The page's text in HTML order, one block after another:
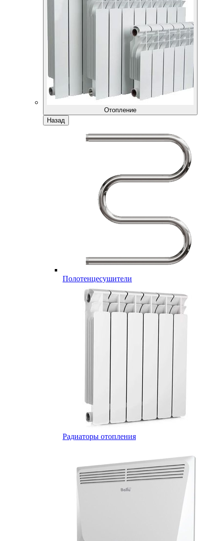
Отопление
Назад
Полотенцесушители
Радиаторы отопления